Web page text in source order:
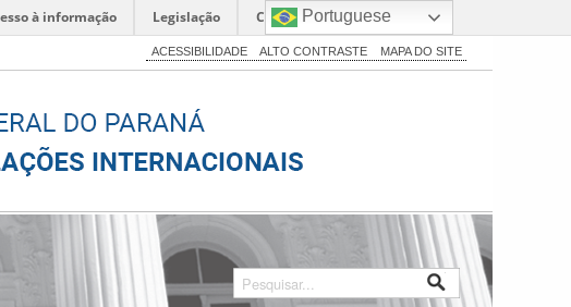
à informação Legislação Canais
ACESSIBILIDADE ALTO CONTRASTE MAPA DO SITE
Portuguese